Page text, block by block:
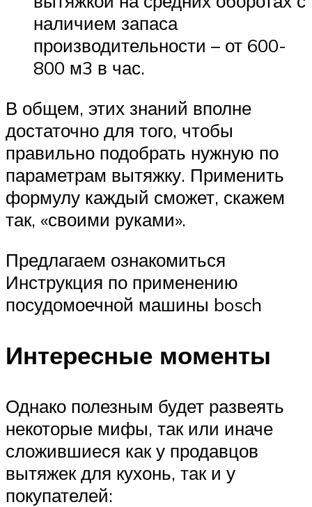
наличием запаса
производительности – от 600-
800 м3 в час.
В общем, этих знаний вполне
достаточно для того, чтобы
правильно подобрать нужную по
параметрам вытяжку. Применить
формулу каждый сможет, скажем
так, «своими руками».
Предлагаем ознакомиться
Инструкция по применению
посудомоечной машины bosch
Интересные моменты
Однако полезным будет развеять
некоторые мифы, так или иначе
сложившиеся как у продавцов
вытяжек для кухонь, так и у
покупателей: